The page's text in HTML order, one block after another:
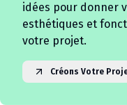
idées pour donner
esthétiques et
votre projet.
Créons Votre